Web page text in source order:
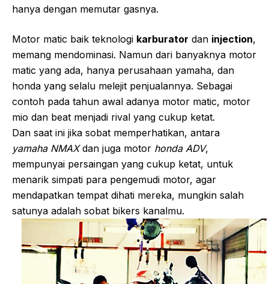
hanya dengan memutar gasnya.
Motor matic baik teknologi karburator dan injection,
memang mendominasi. Namun dari banyaknya motor
matic yang ada, hanya perusahaan yamaha, dan
honda yang selalu melejit penjualannya. Sebagai
contoh pada tahun awal adanya motor matic, motor
mio dan beat menjadi rival yang cukup ketat.
Dan saat ini jika sobat memperhatikan, antara
yamaha NMAXdan juga motor honda ADV,
mempunyai persaingan yang cukup ketat, untuk
menarik simpati para pengemudi motor, agar
mendapatkan tempat dihati mereka, mungkin salah
satunya adalah sobat bikers kanalmu.